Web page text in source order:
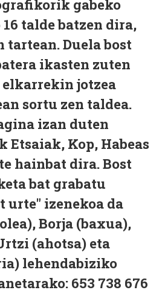
gabeko
talde batzen dira,
Duela bost
ikasten zuten
jotzea
sortu zen taldea.
izan duten
Etsaiak, Kop, Habeas
hainbat dira. Bost
bat grabatu
urte" izenekoa da
Borja (baxua),
(ahotsa) eta
lehendabiziko
653 738 676